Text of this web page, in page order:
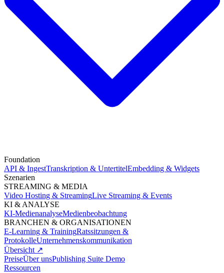
Foundation
API & IngestTranskription & UntertitelEmbedding & Widgets
Szenarien
STREAMING & MEDIA
Video Hosting & StreamingLive Streaming & Events
KI & ANALYSE
KI-MedienanalyseMedienbeobachtung
BRANCHEN & ORGANISATIONEN
E-Learning & TrainingRatssitzungen &
ProtokolleUnternehmenskommunikation
Übersicht ↗
PreiseÜber unsPublishing Suite Demo
Ressourcen